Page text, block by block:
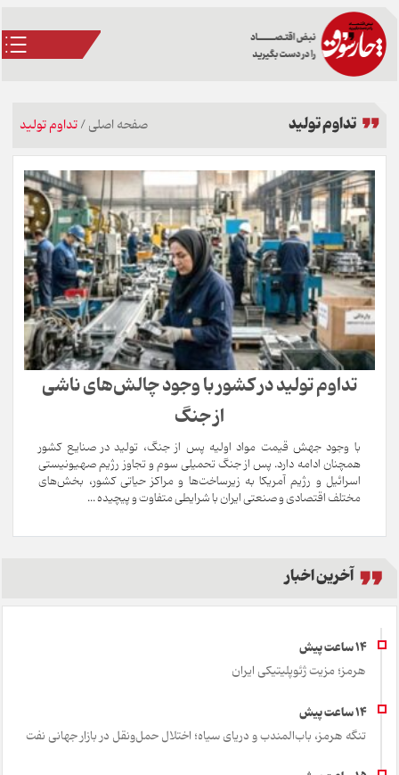
تداوم تولید صفحه اصلی/تداوم تولید
تداوم تولید در کشور با وجود چالش‌های ناشی
از جنگ
با وجود جهش قیمت مواد اولیه پس از جنگ، تولید در صنایع کشور
همچنان ادامه دارد. پس از جنگ تحمیلی سوم و تجاوز رژیم صهیونیستی
اسرائیل و رژیم آمریکا به زیرساخت‌ها و مراکز حیاتی کشور، بخش‌های
مختلف اقتصادی و صنعتی ایران با شرایطی متفاوت و پیچیده ...
آخرین اخبار
هرمز؛ مزیت ژئوپلیتیکی ایران
تنگه هرمز، باب‌المندب و دریای سیاه؛ اختلال حمل‌ونقل در بازار جهانی نفت